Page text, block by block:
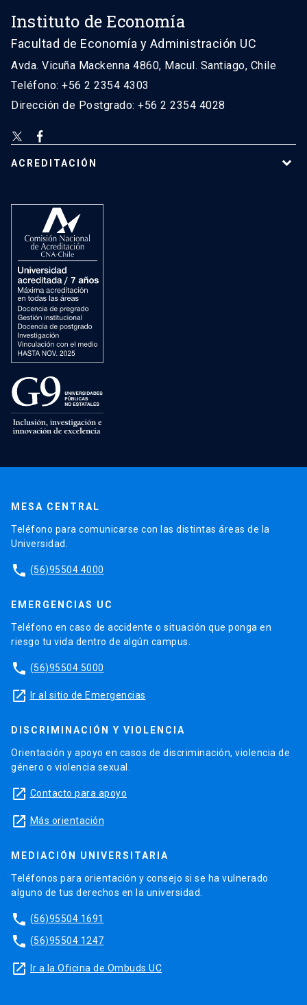
Instituto de Economía
Facultad de Economía y Administración UC
Avda. Vicuña Mackenna 4860, Macul. Santiago, Chile
Teléfono: +56 2 2354 4303
Dirección de Postgrado: +56 2 2354 4028
ACREDITACIÓN
MESA CENTRAL
Teléfono para comunicarse con las distintas áreas de la
Universidad.
phone (56)95504 4000
EMERGENCIAS UC
Teléfono en caso de accidente o situación que ponga en
riesgo tu vida dentro de algún campus.
phone (56)95504 5000
launch Ir al sitio de Emergencias
DISCRIMINACIÓN Y VIOLENCIA
Orientación y apoyo en casos de discriminación, violencia de
género o violencia sexual.
launch Contacto para apoyo
launch Más orientación
MEDIACIÓN UNIVERSITARIA
Teléfonos para orientación y consejo si se ha vulnerado
alguno de tus derechos en la universidad.
phone (56)95504 1691
phone (56)95504 1247
launch Ir a la Oficina de Ombuds UC